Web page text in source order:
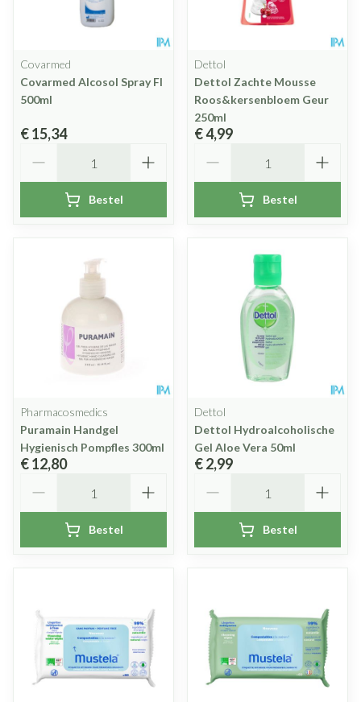
Covarmed
Covarmed Alcosol Spray Fl
500ml
€ 15,34
Bestel
Dettol
Dettol Zachte Mousse
Roos&kersenbloem Geur
250ml
€ 4,99
Bestel
Pharmacosmedics
Puramain Handgel
Hygienisch Pompfles 300ml
€ 12,80
Bestel
Dettol
Dettol Hydroalcoholische
Gel Aloe Vera 50ml
€ 2,99
Bestel